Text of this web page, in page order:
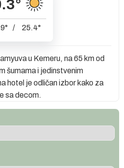
°
° / 25.4°
u Kemeru, na 65 km od
šumama i jedinstvenim
hotel je odličan izbor kako za
sa decom.